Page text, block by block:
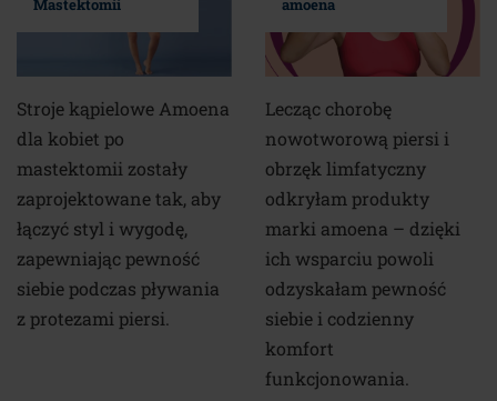
Mastektomii
Stroje kąpielowe Amoena
dla kobiet po
mastektomii zostały
zaprojektowane tak, aby
łączyć styl i wygodę,
zapewniając pewność
siebie podczas pływania
z protezami piersi.
amoena
Lecząc chorobę
nowotworową piersi i
obrzęk limfatyczny
odkryłam produkty
marki amoena – dzięki
ich wsparciu powoli
odzyskałam pewność
siebie i codzienny
komfort
funkcjonowania.